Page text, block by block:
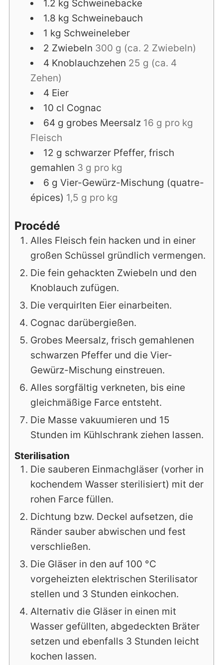
1.2 kg Schweinebacke
1.8 kg Schweinebauch
1 kg Schweineleber
2 Zwiebeln 300 g (ca. 2 Zwiebeln)
4 Knoblauchzehen 25 g (ca. 4
Zehen)
4 Eier
10 cl Cognac
64 g grobes Meersalz 16 g pro kg
Fleisch
12 g schwarzer Pfeffer, frisch
gemahlen 3 g pro kg
6 g Vier-Gewürz-Mischung (quatre-
épices) 1,5 g pro kg
Procédé
Alles Fleisch fein hacken und in einer
großen Schüssel gründlich vermengen.
Die fein gehackten Zwiebeln und den
Knoblauch zufügen.
Die verquirlten Eier einarbeiten.
Cognac darübergießen.
Grobes Meersalz, frisch gemahlenen
schwarzen Pfeffer und die Vier-
Gewürz-Mischung einstreuen.
Alles sorgfältig verkneten, bis eine
gleichmäßige Farce entsteht.
Die Masse vakuumieren und 15
Stunden im Kühlschrank ziehen lassen.
Sterilisation
Die sauberen Einmachgläser (vorher in
kochendem Wasser sterilisiert) mit der
rohen Farce füllen.
Dichtung bzw. Deckel aufsetzen, die
Ränder sauber abwischen und fest
verschließen.
Die Gläser in den auf 100 °C
vorgeheizten elektrischen Sterilisator
stellen und 3 Stunden einkochen.
Alternativ die Gläser in einen mit
Wasser gefüllten, abgedeckten Bräter
setzen und ebenfalls 3 Stunden leicht
kochen lassen.